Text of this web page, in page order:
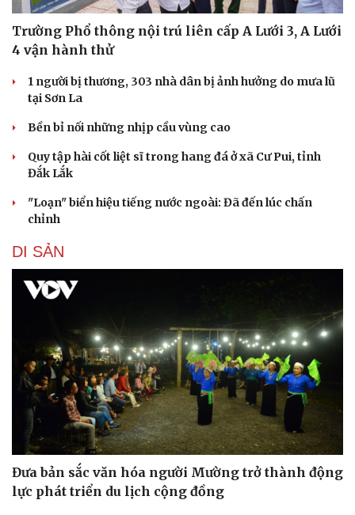
Trường Phổ thông nội trú liên cấp A Lưới 3, A Lưới
4 vận hành thử
1 người bị thương, 303 nhà dân bị ảnh hưởng do mưa lũ
tại Sơn La
Bền bỉ nối những nhịp cầu vùng cao
Quy tập hài cốt liệt sĩ trong hang đá ở xã Cư Pui, tỉnh
Đắk Lắk
"Loạn" biển hiệu tiếng nước ngoài: Đã đến lúc chấn
chỉnh
DI SẢN
Đưa bản sắc văn hóa người Mường trở thành động
lực phát triển du lịch cộng đồng